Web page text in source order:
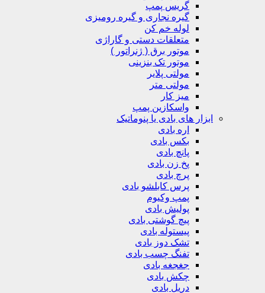
گریس پمپ
گیره نجاری و گیره رومیزی
لوله خم کن
متعلقات دستی و گاراژی
موتور برق ( ژنراتور )
موتور تک بنزینی
مولتی پلایر
مولتی متر
واسکازین پمپ
ابزار های بادی یا پنوماتیک
بکس بادی
پخ زن بادی
پرس کابلشو بادی
پمپ وکیوم
پولیش بادی
پیچ گوشتی بادی
پیستوله بادی
تشک دوز بادی
تفنگ چسب بادی
جغجغه بادی
چکش بادی
دریل بادی